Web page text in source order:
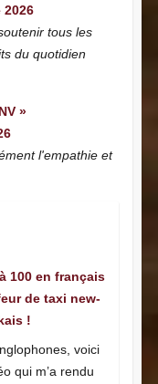
2026
tous les
du quotidien
»
l'empathie et
100 en français
de taxi new-
!
voici
qui m’a rendu